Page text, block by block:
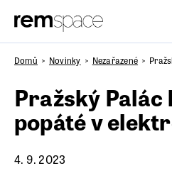
Domů Novinky Nezařazené
Pražský
popáté v
4. 9. 2023